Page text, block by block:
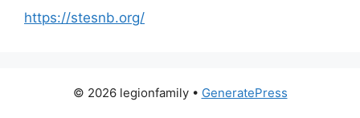
https://stesnb.org/
© 2026 legionfamily• GeneratePress